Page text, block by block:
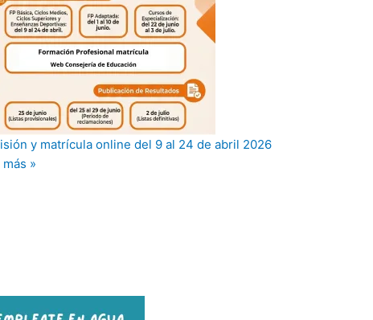
y matrícula online del 9 al 24 de abril 2026
»